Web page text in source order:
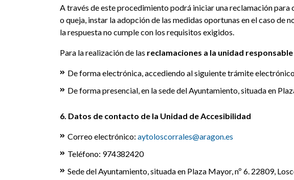
A través de este procedimiento podrá iniciar una reclamación
o queja, instar la adopción de las medidas oportunas en el caso de
la respuesta no cumple con los requisitos exigidos.
Para la realización de las reclamaciones a la unidad
De forma electrónica, accediendo al siguiente trámite
De forma presencial, en la sede del Ayuntamiento, situada en
6. Datos de contacto de la Unidad de Accesibilidad
Correo electrónico: aytoloscorrales@aragon.es
Teléfono: 974382420
Sede del Ayuntamiento, situada en Plaza Mayor, nº 6. 22809,